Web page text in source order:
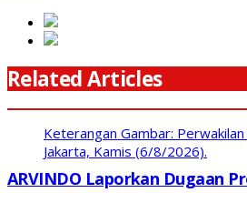
Related Articles
Keterangan Gambar:
Jakarta, Kamis (6/8/2026).
ARVINDO Laporkan Dugaan